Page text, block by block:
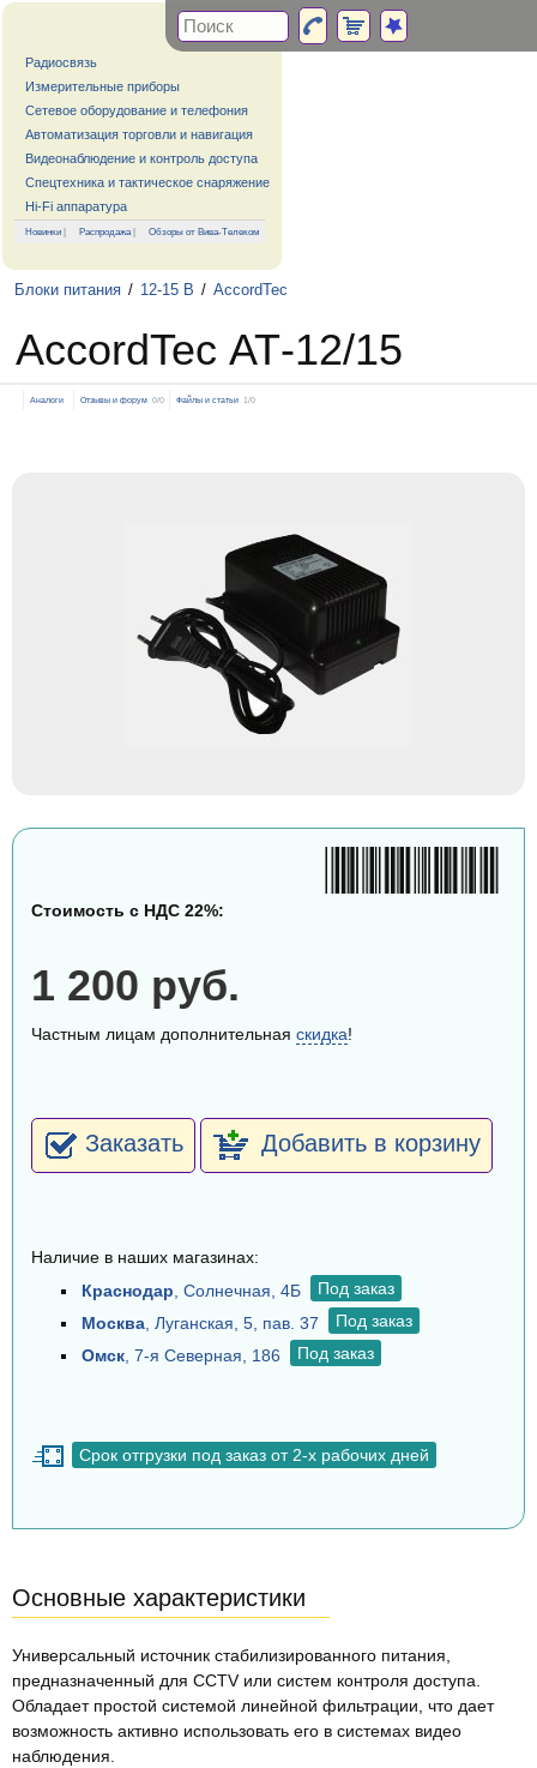
Радиосвязь
Измерительные приборы
Сетевое оборудование и телефония
Автоматизация торговли и навигация
Видеонаблюдение и контроль доступа
Спецтехника и тактическое снаряжение
Hi-Fi аппаратура
Новинки | Распродажа| Обзоры от Вива-Телеком
Блоки питания / 12-15 В / AccordTec
AccordTec АТ-12/15
Аналоги Отзывы и форум 0/0 Файлы и статьи 1/0
Стоимость с НДС 22%:
1 200 руб.
Частным лицам дополнительная скидка!
Заказать Добавить в корзину
Наличие в наших магазинах:
Краснодар , Солнечная, 4Б
Под заказ
Москва , Луганская, 5, пав. 37
Под заказ
Омск , 7-я Северная, 186 Под заказ
Срок отгрузки под заказ от 2-х рабочих дней
Основные характеристики
Универсальный источник стабилизированного питания,
предназначенный для CCTV или систем контроля доступа.
Обладает простой системой линейной фильтрации, что дает
возможность активно использовать его в системах видео
наблюдения.